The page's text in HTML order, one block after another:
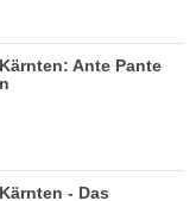
Ante Pante
- Das